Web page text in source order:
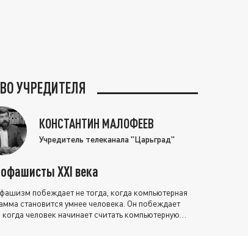
УЧРЕДИТЕЛЯ
КОНСТАНТИН МАЛОФЕЕВ
Учредитель телеканала "Царьград"
XXI века
побеждает не тогда, когда компьютерная
становится умнее человека. Он побеждает
когда человек начинает считать компьютерную